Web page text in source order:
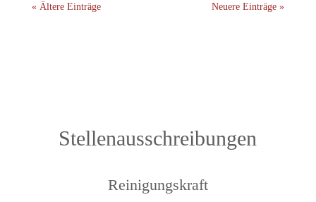
« Ältere Einträge Neuere Einträge »
Stellenausschreibungen
Reinigungskraft